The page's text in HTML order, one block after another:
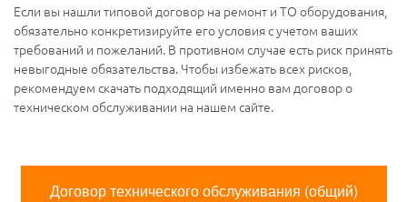
Если вы нашли типовой договор на ремонт и ТО оборудования,
обязательно конкретизируйте его условия с учетом ваших
требований и пожеланий. В противном случае есть риск принять
невыгодные обязательства. Чтобы избежать всех рисков,
рекомендуем скачать подходящий именно вам договор о
техническом обслуживании на нашем сайте.
Договор технического обслуживания (общий)